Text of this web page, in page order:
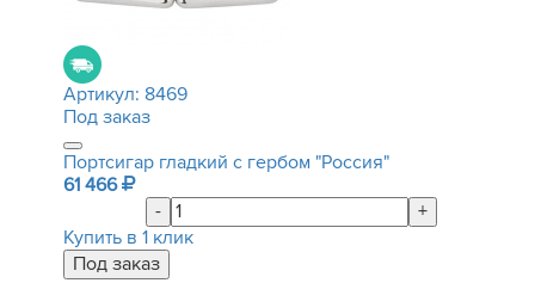
Артикул: 8469
Под заказ
Портсигар гладкий с гербом "Россия"
61 466
-
+
Купить в 1 клик